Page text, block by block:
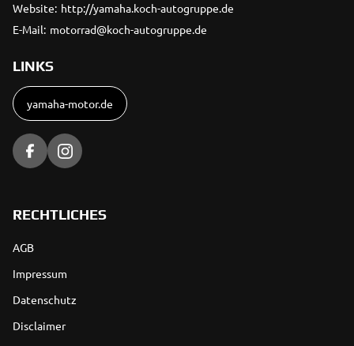
Website: http://yamaha.koch-autogruppe.de
E-Mail: motorrad@koch-autogruppe.de
LINKS
yamaha-motor.de
RECHTLICHES
AGB
Impressum
Datenschutz
Disclaimer